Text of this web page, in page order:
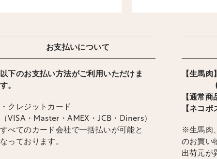
お支払いについて
以下のお支払い方法がご利用いただけま
す。
・クレジットカード
（VISA・Master・AMEX・JCB・Diners）
すべてのカード会社で一括払いが可能と
なっております。
【生馬
(ヤマ
【通常
【ネコ
※生馬肉
のお買い
出荷元が